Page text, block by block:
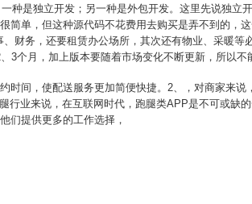
种是独立开发；另一种是外包开发。这里先说独立
简单，但这种源代码不花费用去购买是弄不到的，
财务，还要租赁办公场所，其次还有物业、采暖等
个月，加上版本要随着市场变化不断更新，所以不
时间，使配送服务更加简便快捷。2、，对商家来说
行业来说，在互联网时代，跑腿类APP是不可或缺
们提供更多的工作选择，